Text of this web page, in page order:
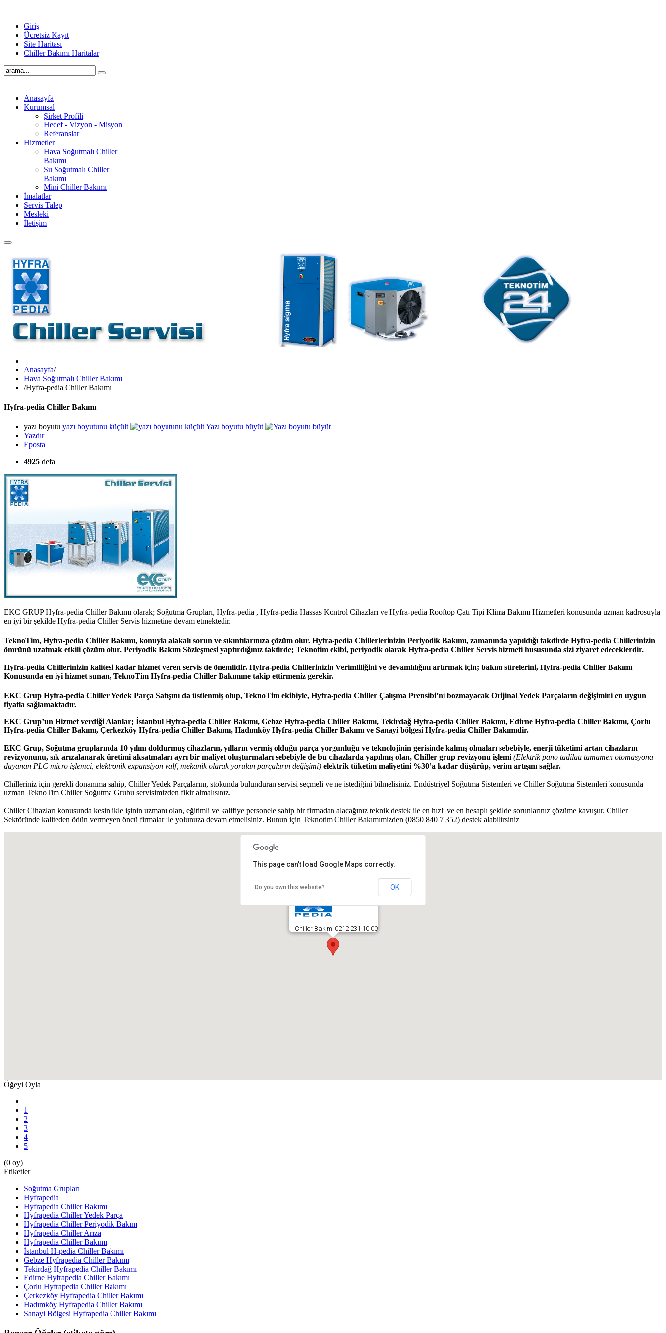
Giriş
Ücretsiz Kayıt
Site Haritası
Chiller Bakımı Haritalar
Anasayfa
Kurumsal
Şirket Profili
Hedef - Vizyon - Misyon
Referanslar
Hizmetler
Hava Soğutmalı Chiller
Bakımı
Su Soğutmalı Chiller
Bakımı
Mini Chiller Bakımı
İmalatlar
Servis Talep
Mesleki
İletişim
Anasayfa/
Hava Soğutmalı Chiller Bakımı
/Hyfra-pedia Chiller Bakımı
Hyfra-pedia Chiller Bakımı
yazı boyutu yazı boyutunu küçült
Yazı boyutu büyüt
Yazdır
Eposta
4925 defa
EKC GRUP Hyfra-pedia Chiller Bakımı olarak; Soğutma Grupları, Hyfra-pedia , Hyfra-pedia Hassas Kontrol Cihazları ve Hyfra-pedia Rooftop Çatı Tipi Klima Bakımı Hizmetleri konusunda uzman kadrosuyla
en iyi bir şekilde Hyfra-pedia Chiller Servis hizmetine devam etmektedir.
TeknoTim, Hyfra-pedia Chiller Bakımı, konuyla alakalı sorun ve sıkıntılarınıza çözüm olur. Hyfra-pedia Chillerlerinizin Periyodik Bakımı, zamanında yapıldığı takdirde Hyfra-pedia Chillerinizin
ömrünü uzatmak etkili çözüm olur. Periyodik Bakım Sözleşmesi yaptırdığınız taktirde; Teknotim ekibi, periyodik olarak Hyfra-pedia Chiller Servis hizmeti hususunda sizi ziyaret edeceklerdir.
Hyfra-pedia Chillerinizin kalitesi kadar hizmet veren servis de önemlidir. Hyfra-pedia Chillerinizin Verimliliğini ve devamlılığını artırmak için; bakım sürelerini, Hyfra-pedia Chiller Bakımı
Konusunda en iyi hizmet sunan, TeknoTim Hyfra-pedia Chiller Bakımıne takip ettirmeniz gerekir.
EKC Grup Hyfra-pedia Chiller Yedek Parça Satışını da üstlenmiş olup, TeknoTim ekibiyle, Hyfra-pedia Chiller Çalışma Prensibi’ni bozmayacak Orijinal Yedek Parçaların değişimini en uygun
fiyatla sağlamaktadır.
EKC Grup’un Hizmet verdiği Alanlar; İstanbul Hyfra-pedia Chiller Bakımı, Gebze Hyfra-pedia Chiller Bakımı, Tekirdağ Hyfra-pedia Chiller Bakımı, Edirne Hyfra-pedia Chiller Bakımı, Çorlu
Hyfra-pedia Chiller Bakımı, Çerkezköy Hyfra-pedia Chiller Bakımı, Hadımköy Hyfra-pedia Chiller Bakımı ve Sanayi bölgesi Hyfra-pedia Chiller Bakımıdir.
EKC Grup, Soğutma gruplarında 10 yılını doldurmuş cihazların, yılların vermiş olduğu parça yorgunluğu ve teknolojinin gerisinde kalmış olmaları sebebiyle, enerji tüketimi artan cihazların
revizyonunu, sık arızalanarak üretimi aksatmaları ayrı bir maliyet oluşturmaları sebebiyle de bu cihazlarda yapılmış olan, Chiller grup revizyonu işlemi (Elektrik pano tadilatı tamamen otomasyona
dayanan PLC micro işlemci, elektronik expansiyon valf, mekanik olarak yorulan parçaların değişimi) elektrik tüketim maliyetini %30’a kadar düşürüp, verim artışını sağlar.
Chilleriniz için gerekli donanıma sahip, Chiller Yedek Parçalarını, stokunda bulunduran servisi seçmeli ve ne istediğini bilmelisiniz. Endüstriyel Soğutma Sistemleri ve Chiller Soğutma Sistemleri konusunda
uzman TeknoTim Chiller Soğutma Grubu servisimizden fikir almalısınız.
Chiller Cihazları konusunda kesinlikle işinin uzmanı olan, eğitimli ve kalifiye personele sahip bir firmadan alacağınız teknik destek ile en hızlı ve en hesaplı şekilde sorunlarınız çözüme kavuşur. Chiller
Sektöründe kaliteden ödün vermeyen öncü firmalar ile yolunuza devam etmelisiniz. Bunun için Teknotim Chiller Bakımımizden (0850 840 7 352) destek alabilirsiniz
Chiller Bakımı 0212 231 10 00
This page can't load Google Maps correctly.
Do you own this website? OK
Öğeyi Oyla
1
2
3
4
5
(0 oy)
Etiketler
Soğutma Grupları
Hyfrapedia
Hyfrapedia Chiller Bakımı
Hyfrapedia Chiller Yedek Parça
Hyfrapedia Chiller Periyodik Bakım
Hyfrapedia Chiller Arıza
Hyfrapedia Chiller Bakımı
İstanbul H-pedia Chiller Bakımı
Gebze Hyfrapedia Chiller Bakımı
Tekirdağ Hyfrapedia Chiller Bakımı
Edirne Hyfrapedia Chiller Bakımı
Çorlu Hyfrapedia Chiller Bakımı
Çerkezköy Hyfrapedia Chiller Bakımı
Hadımköy Hyfrapedia Chiller Bakımı
Sanayi Bölgesi Hyfrapedia Chiller Bakımı